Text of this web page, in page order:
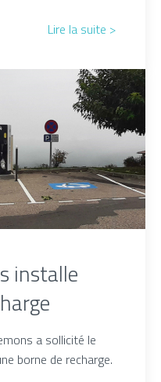
Lire la suite >
installe
a sollicité le
borne de recharge.